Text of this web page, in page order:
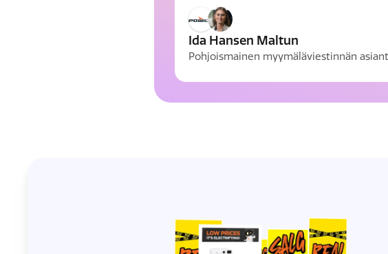
Ida Hansen Maltun
Pohjoismainen myymäläviestinnän